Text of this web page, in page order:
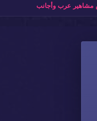
مشاهير عرب وأجانب